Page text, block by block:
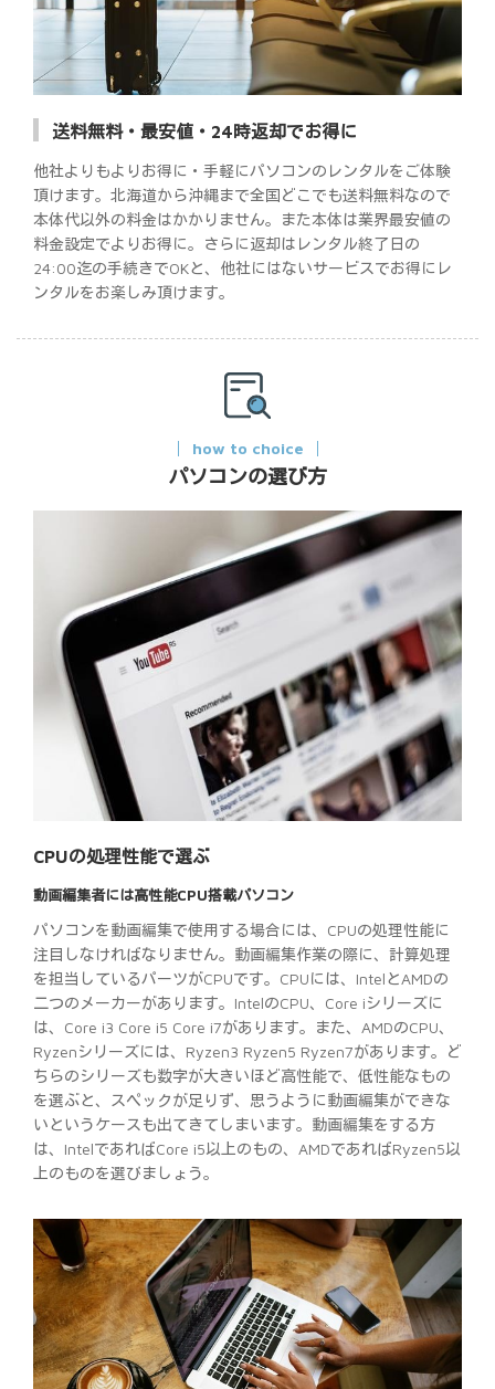
送料無料・最安値・24時返却でお得に
他社よりもよりお得に・手軽にパソコンのレンタルをご体験
頂けます。北海道から沖縄まで全国どこでも送料無料なので
本体代以外の料金はかかりません。また本体は業界最安値の
料金設定でよりお得に。さらに返却はレンタル終了日の
24:00迄の手続きでOKと、他社にはないサービスでお得にレ
ンタルをお楽しみ頂けます。
how to choice
パソコンの選び方
CPUの処理性能で選ぶ
動画編集者には高性能CPU搭載パソコン
パソコンを動画編集で使用する場合には、CPUの処理性能に
注目しなければなりません。動画編集作業の際に、計算処理
を担当しているパーツがCPUです。CPUには、IntelとAMDの
二つのメーカーがあります。IntelのCPU、Core iシリーズに
は、Core i3 Core i5 Core i7があります。また、AMDのCPU、
Ryzenシリーズには、Ryzen3 Ryzen5 Ryzen7があります。ど
ちらのシリーズも数字が大きいほど高性能で、低性能なもの
を選ぶと、スペックが足りず、思うように動画編集ができな
いというケースも出てきてしまいます。動画編集をする方
は、IntelであればCore i5以上のもの、AMDであればRyzen5以
上のものを選びましょう。